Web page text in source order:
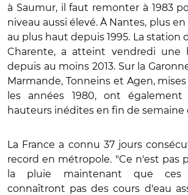
à Saumur, il faut remonter à 1983
niveau aussi élevé. À Nantes, plus
au plus haut depuis 1995. La station
Charente, a atteint vendredi une
depuis au moins 2013. Sur la
Marmande, Tonneins et Agen,
les années 1980, ont
hauteurs inédites en fin de semaine
La France a connu 37 jours
record en métropole. "Ce n'est pas
la pluie maintenant que ces
connaîtront pas des cours d'eau